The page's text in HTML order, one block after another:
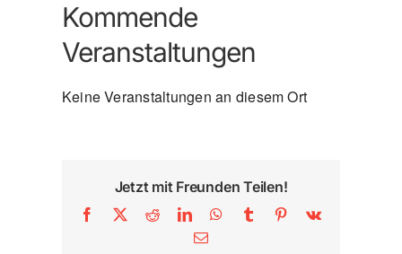
Kommende
Veranstaltungen
Keine Veranstaltungen an diesem Ort
Jetzt mit Freunden Teilen!
Facebook
X RedditLinkedInWhatsApp
Tumblr Pinterest
Vk
E-